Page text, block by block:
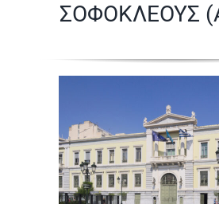
Η ΕταιρείαΣΟΦΟΚΛΕΟΥΣ